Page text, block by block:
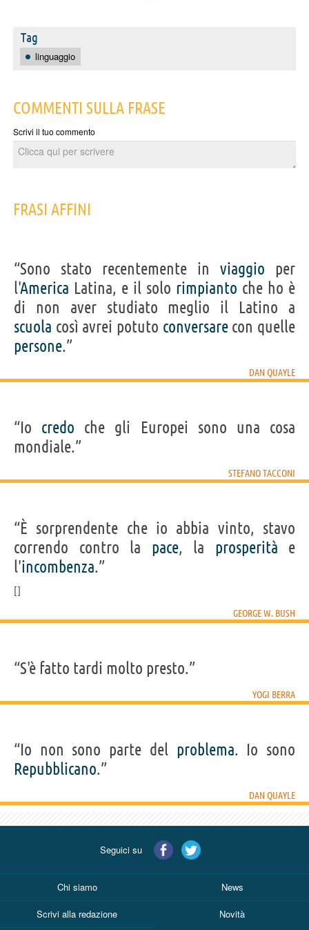
Tag
linguaggio
COMMENTI SULLA FRASE
Scrivi il tuo commento
FRASI AFFINI
“Sono stato recentemente in viaggio per
l'America Latina, e il solo rimpianto che ho è
di non aver studiato meglio il Latino a
scuola così avrei potuto conversarecon quelle
persone.”
DAN QUAYLE
“Io credo che gli Europei sono una cosa
mondiale.”
STEFANO TACCONI
“È sorprendente che io abbia vinto, stavo
correndo contro la pace, la prosperità e
l'incombenza.”
GEORGE W. BUSH
“S'è fatto tardi molto presto.”
YOGI BERRA
“Io non sono parte del problema. Io sono
Repubblicano.”
DAN QUAYLE
Seguici su
Chi siamo News
Scrivi alla redazione Novità